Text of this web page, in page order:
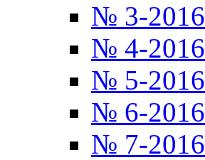
№ 3-2016
№ 4-2016
№ 5-2016
№ 6-2016
№ 7-2016